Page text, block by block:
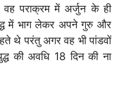
वह पराक्रम में अर्जुन के ही
में भाग लेकर अपने गुरु और
थे परंतु अगर वह भी पांडवों
की अवधि 18 दिन की ना